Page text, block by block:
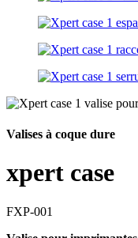
Valises à coque dure
xpert case
FXP-001